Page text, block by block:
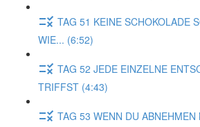
TAG 51 KEINE SCHOKOLADE
WIE... (6:52)
TAG 52 JEDE EINZELNE
TRIFFST (4:43)
TAG 53 WENN DU